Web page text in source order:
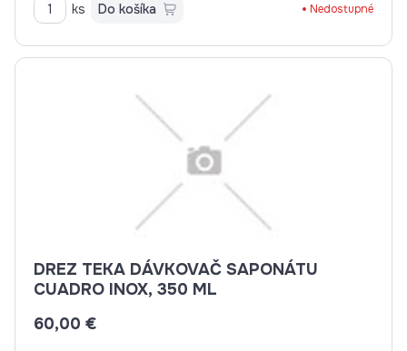
ks Do košíka Nedostupné
DREZ TEKA DÁVKOVAČ SAPONÁTU
CUADRO INOX, 350 ML
60,00 €